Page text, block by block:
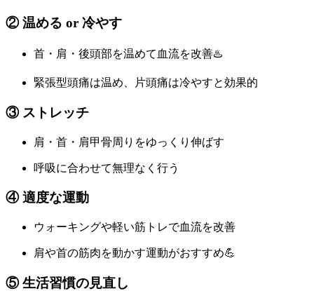
② 温める or 冷やす
首・肩・後頭部を温めて血流を改善♨️
緊張型頭痛は温め、片頭痛は冷やすと効果的
③ ストレッチ
肩・首・肩甲骨周りをゆっくり伸ばす
呼吸に合わせて無理なく行う
④ 適度な運動
ウォーキングや軽い筋トレで血流を改善
肩や首の筋肉を動かす運動がおすすめ💪
⑤ 生活習慣の見直し